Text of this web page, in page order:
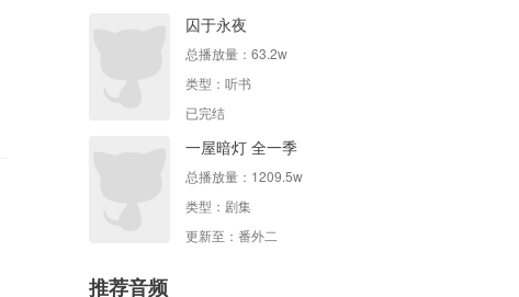
囚于永夜
总播放量： 63.2w
类型： 听书
已完结
一屋暗灯 全一季
总播放量： 1209.5w
类型： 剧集
更新至：番外二
推荐音频